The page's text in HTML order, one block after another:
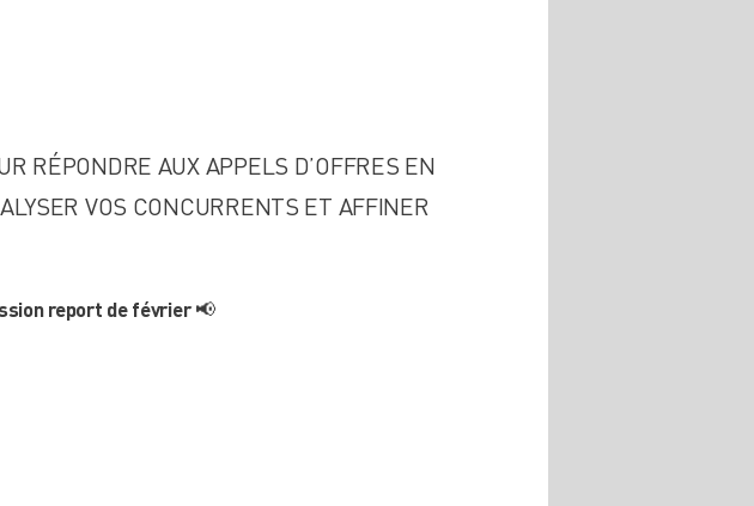
RÉPONDRE AUX APPELS D’OFFRES EN
VOS CONCURRENTS ET AFFINER
report de février📢